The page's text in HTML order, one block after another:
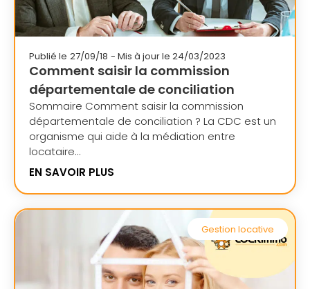
Publié le 27/09/18 - Mis à jour le 24/03/2023
Comment saisir la commission
départementale de conciliation
Sommaire Comment saisir la commission
départementale de conciliation ? La CDC est un
organisme qui aide à la médiation entre
locataire...
EN SAVOIR PLUS
Gestion locative